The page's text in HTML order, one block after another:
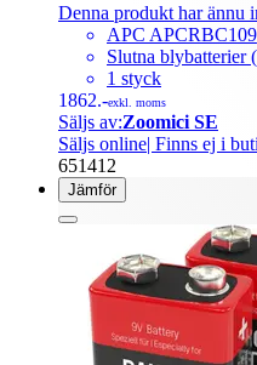
Denna produkt har ännu
APC APCRBC109
Slutna
1 styck
1862.-exkl. moms
Säljs av:Zoomici SE
Säljs online| Finns ej i
651412
Jämför